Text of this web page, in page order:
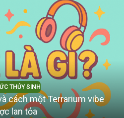
THỦY SINH
cách một Terrarium vibe
lan tỏa